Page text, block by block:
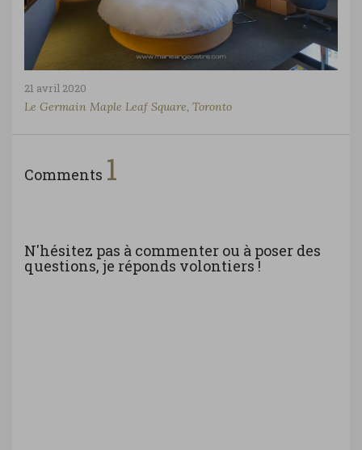
21 avril 2020
Le Germain Maple Leaf Square, Toronto
Comments 1
N'hésitez pas à commenter ou à poser des
questions, je réponds volontiers !